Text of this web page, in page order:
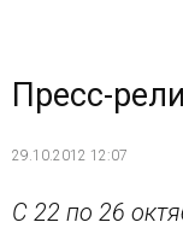
Пресс-
29.10.2012 12:07
С 22 по 26